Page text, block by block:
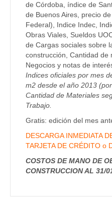
de Córdoba, índice de
de Buenos Aires, precio
Federal), Indice Indec,
Obras Viales, Sueldos
de Cargas sociales sobre
construcción, Cantidad de
Negocios y notas de
Indices oficiales por mes
m2 desde el año 2013
Cantidad de Materiales
Trabajo.
Gratis: edición del mes
DESCARGA INMEDIATA
TARJETA DE CRÉDITO o
COSTOS DE MANO DE
CONSTRUCCION AL 31/